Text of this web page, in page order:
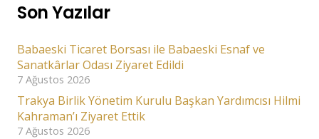
Son Yazılar
Babaeski Ticaret Borsası ile Babaeski Esnaf ve
Sanatkârlar Odası Ziyaret Edildi
7 Ağustos 2026
Trakya Birlik Yönetim Kurulu Başkan Yardımcısı Hilmi
Kahraman’ı Ziyaret Ettik
7 Ağustos 2026